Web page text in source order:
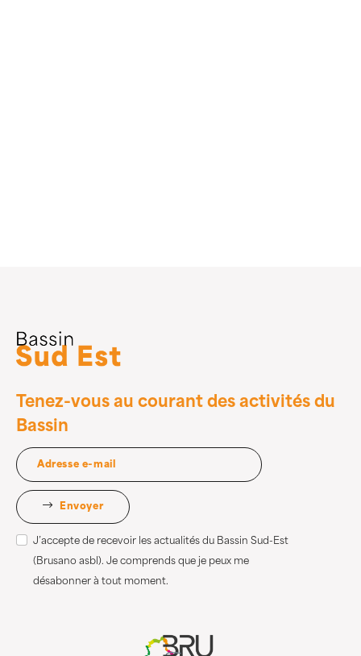
Tenez-vous au courant des activités du
Bassin
Envoyer
J’accepte de recevoir les actualités du Bassin Sud-Est
(Brusano asbl). Je comprends que je peux me
désabonner à tout moment.